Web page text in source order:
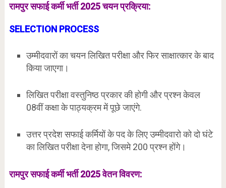
रामपुरसफाई कर्मी भर्ती 2025 चयन प्रक्रिया:
SELECTION PROCESS
उम्मीदवारों का चयन लिखित परीक्षा और फिर साक्षात्कार के बाद
किया जाएगा।
लिखित परीक्षा वस्तुनिष्ठ प्रकार की होगी और प्रश्न केवल
08वीं कक्षा के पाठ्यक्रम में पूछे जाएंगे.
उत्तर प्रदेश सफाई कर्मियों के पद के लिए उम्मीदवारो को दो घंटे
का लिखित परीक्षा देना होगा, जिसमे 200 प्रश्न होंगे।
रामपुरसफाई कर्मी भर्ती 2025 वेतन विवरण: